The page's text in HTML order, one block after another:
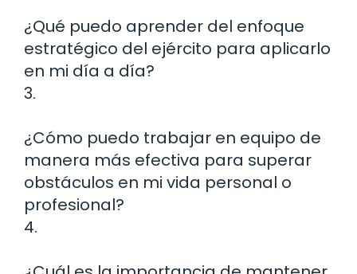
¿Qué puedo aprender del enfoque
estratégico del ejército para aplicarlo
en mi día a día?
3.
¿Cómo puedo trabajar en equipo de
manera más efectiva para superar
obstáculos en mi vida personal o
profesional?
4.